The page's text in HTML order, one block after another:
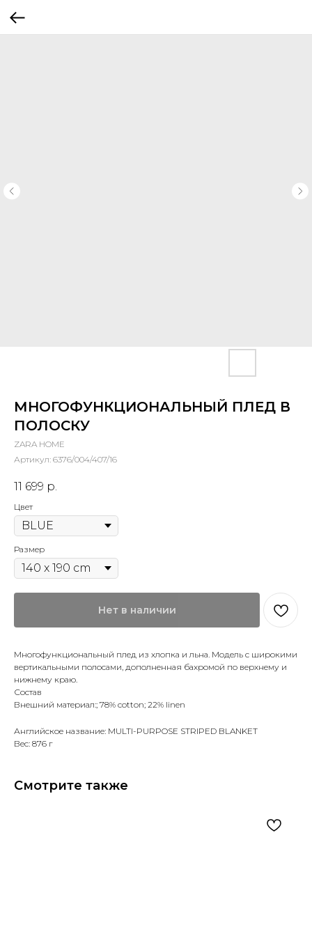
МНОГОФУНКЦИОНАЛЬНЫЙ ПЛЕД В
ПОЛОСКУ
ZARA HOME
Артикул: 6376/004/407/16
11 699 р.
Цвет
Размер
Нет в наличии
Многофункциональный плед из хлопка и льна. Модель с широкими
вертикальными полосами, дополненная бахромой по верхнему и
нижнему краю.
Состав
Внешний материал:; 78% cotton; 22% linen
Английское название: MULTI-PURPOSE STRIPED BLANKET
Вес: 876 г
Смотрите также